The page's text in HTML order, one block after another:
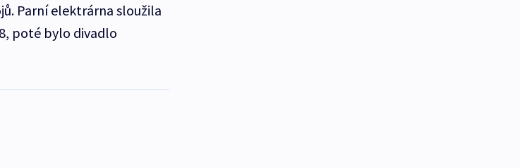
Parní elektrárna sloužila
poté bylo divadlo